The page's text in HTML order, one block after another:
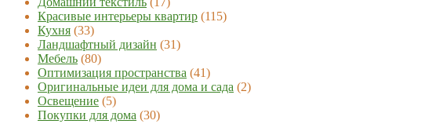
Красивые интерьеры квартир (115)
Кухня (33)
Ландшафтный дизайн (31)
Мебель (80)
Оптимизация пространства (41)
Оригинальные идеи для дома и сада (2)
Освещение (5)
Покупки для дома (30)